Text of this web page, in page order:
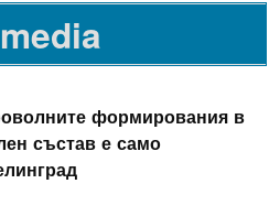
формирования в
състав е само